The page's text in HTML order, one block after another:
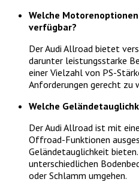
Welche
verfügbar?
Der Audi Allroad bietet
darunter leistungsstarke
einer Vielzahl von PS-
Anforderungen gerecht zu
Welche
Der Audi Allroad ist mit
Offroad-Funktionen
Geländetauglichkeit
unterschiedlichen
oder Schlamm umgehen.